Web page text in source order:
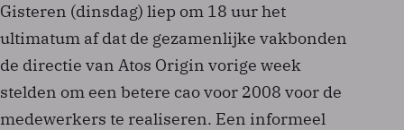
Gisteren (dinsdag) liep om 18 uur het
ultimatum af dat de gezamenlijke vakbonden
de directie van Atos Origin vorige week
stelden om een betere cao voor 2008 voor de
medewerkers te realiseren. Een informeel